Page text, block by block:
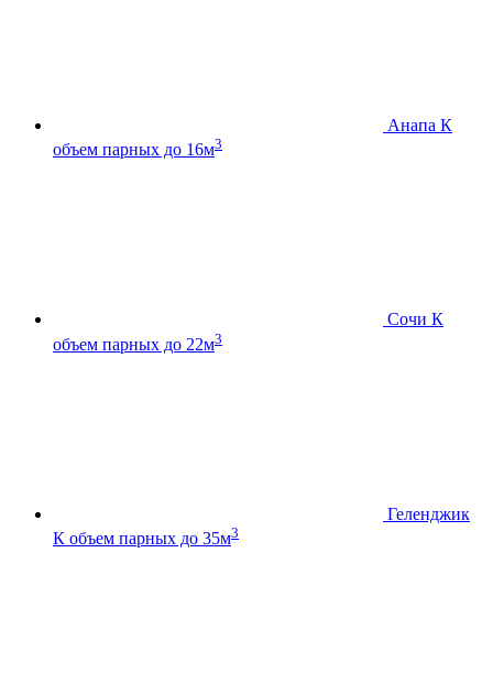
Анапа К
объем парных до 16м3
Сочи К
объем парных до 22м3
Геленджик
К объем парных до 35м3